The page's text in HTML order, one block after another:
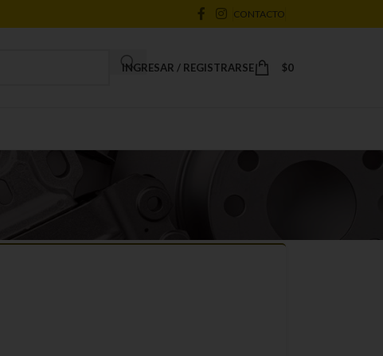
CONTACTO
INGRESAR / REGISTRARSE $0